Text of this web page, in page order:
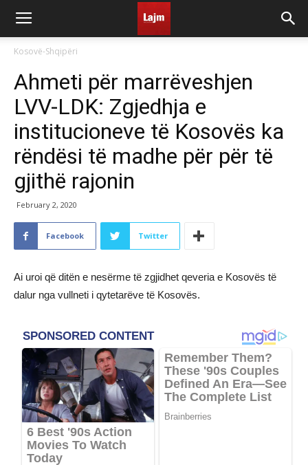
Kosovë-Shqipëri
Ahmeti për marrëveshjen
LVV-LDK: Zgjedhja e
institucioneve të Kosovës ka
rëndësi të madhe për për të
gjithë rajonin
February 2, 2020
Facebook Twitter
Ai uroi që ditën e nesërme të zgjidhet qeveria e Kosovës të
dalur nga vullneti i qytetarëve të Kosovës.